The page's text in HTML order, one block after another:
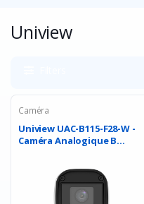
Uniview
Caméra
Uniview UAC-B115-F28-W -
Caméra Analogique B...